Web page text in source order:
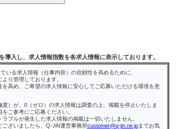
入し、求人情報指数を各求人情報に表示しております。
いる求人情報（仕事内容）の信頼性を高めるために、
り管理しております。
を高め、ご希望の求人情報に安心してご応募いただける環境を意
度）が、0（ゼロ）の求人情報は調査の上、掲載を停止いたしま
ご参考にご応募ください。
ラブルが発生した求人情報の掲載は一切いたしません。
ございましたら、Q-JiN運営事務所customer@q-jin.ne.jpまでお気